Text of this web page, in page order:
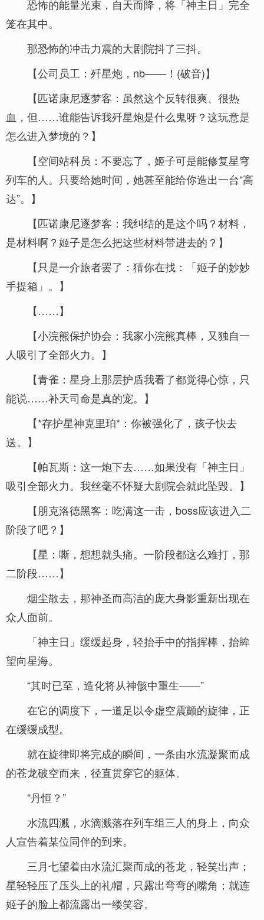
恐怖的能量光束，自天而降，将「神主日」完全
笼在其中。
那恐怖的冲击力震的大剧院抖了三抖。
【公司员工：歼星炮，nb——！(破音)】
【匹诺康尼逐梦客：虽然这个反转很爽、很热
血，但……谁能告诉我歼星炮是什么鬼呀？这玩意是
怎么进入梦境的？】
【空间站科员：不要忘了，姬子可是能修复星穹
列车的人。只要给她时间，她甚至能给你造出一台“高
达”。】
【匹诺康尼逐梦客：我纠结的是这个吗？材料，
是材料啊？姬子是怎么把这些材料带进去的？】
【只是一介旅者罢了：猜你在找：「姬子的妙妙
手提箱」。】
【……】
【小浣熊保护协会：我家小浣熊真棒，又独自一
人吸引了全部火力。】
【青雀：星身上那层护盾我看了都觉得心惊，只
能说……补天司命是真的宠。】
【*存护星神克里珀*：你被强化了，孩子快去
送。】
【帕瓦斯：这一炮下去……如果没有「神主日」
吸引全部火力。我丝毫不怀疑大剧院会就此坠毁。】
【朋克洛德黑客：吃满这一击，boss应该进入二
阶段了吧？】
【星：嘶，想想就头痛。一阶段都这么难打，那
二阶段……】
烟尘散去，那神圣而高洁的庞大身影重新出现在
众人面前。
「神主日」缓缓起身，轻抬手中的指挥棒，抬眸
望向星海。
“其时已至，造化将从神骸中重生——”
在它的调度下，一道足以令虚空震颤的旋律，正
在缓缓成型。
就在旋律即将完成的瞬间，一条由水流凝聚而成
的苍龙破空而来，径直贯穿它的躯体。
“丹恒？”
水流四溅，水滴溅落在列车组三人的身上，向众
人宣告着某位同伴的到来。
三月七望着由水流汇聚而成的苍龙，轻笑出声；
星轻轻压了压头上的礼帽，只露出弯弯的嘴角；就连
姬子的脸上都流露出一缕笑容。